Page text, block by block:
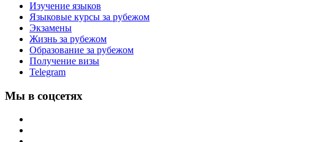
Изучение языков
Языковые курсы за рубежом
Экзамены
Жизнь за рубежом
Образование за рубежом
Получение визы
Telegram
Мы в соцсетях